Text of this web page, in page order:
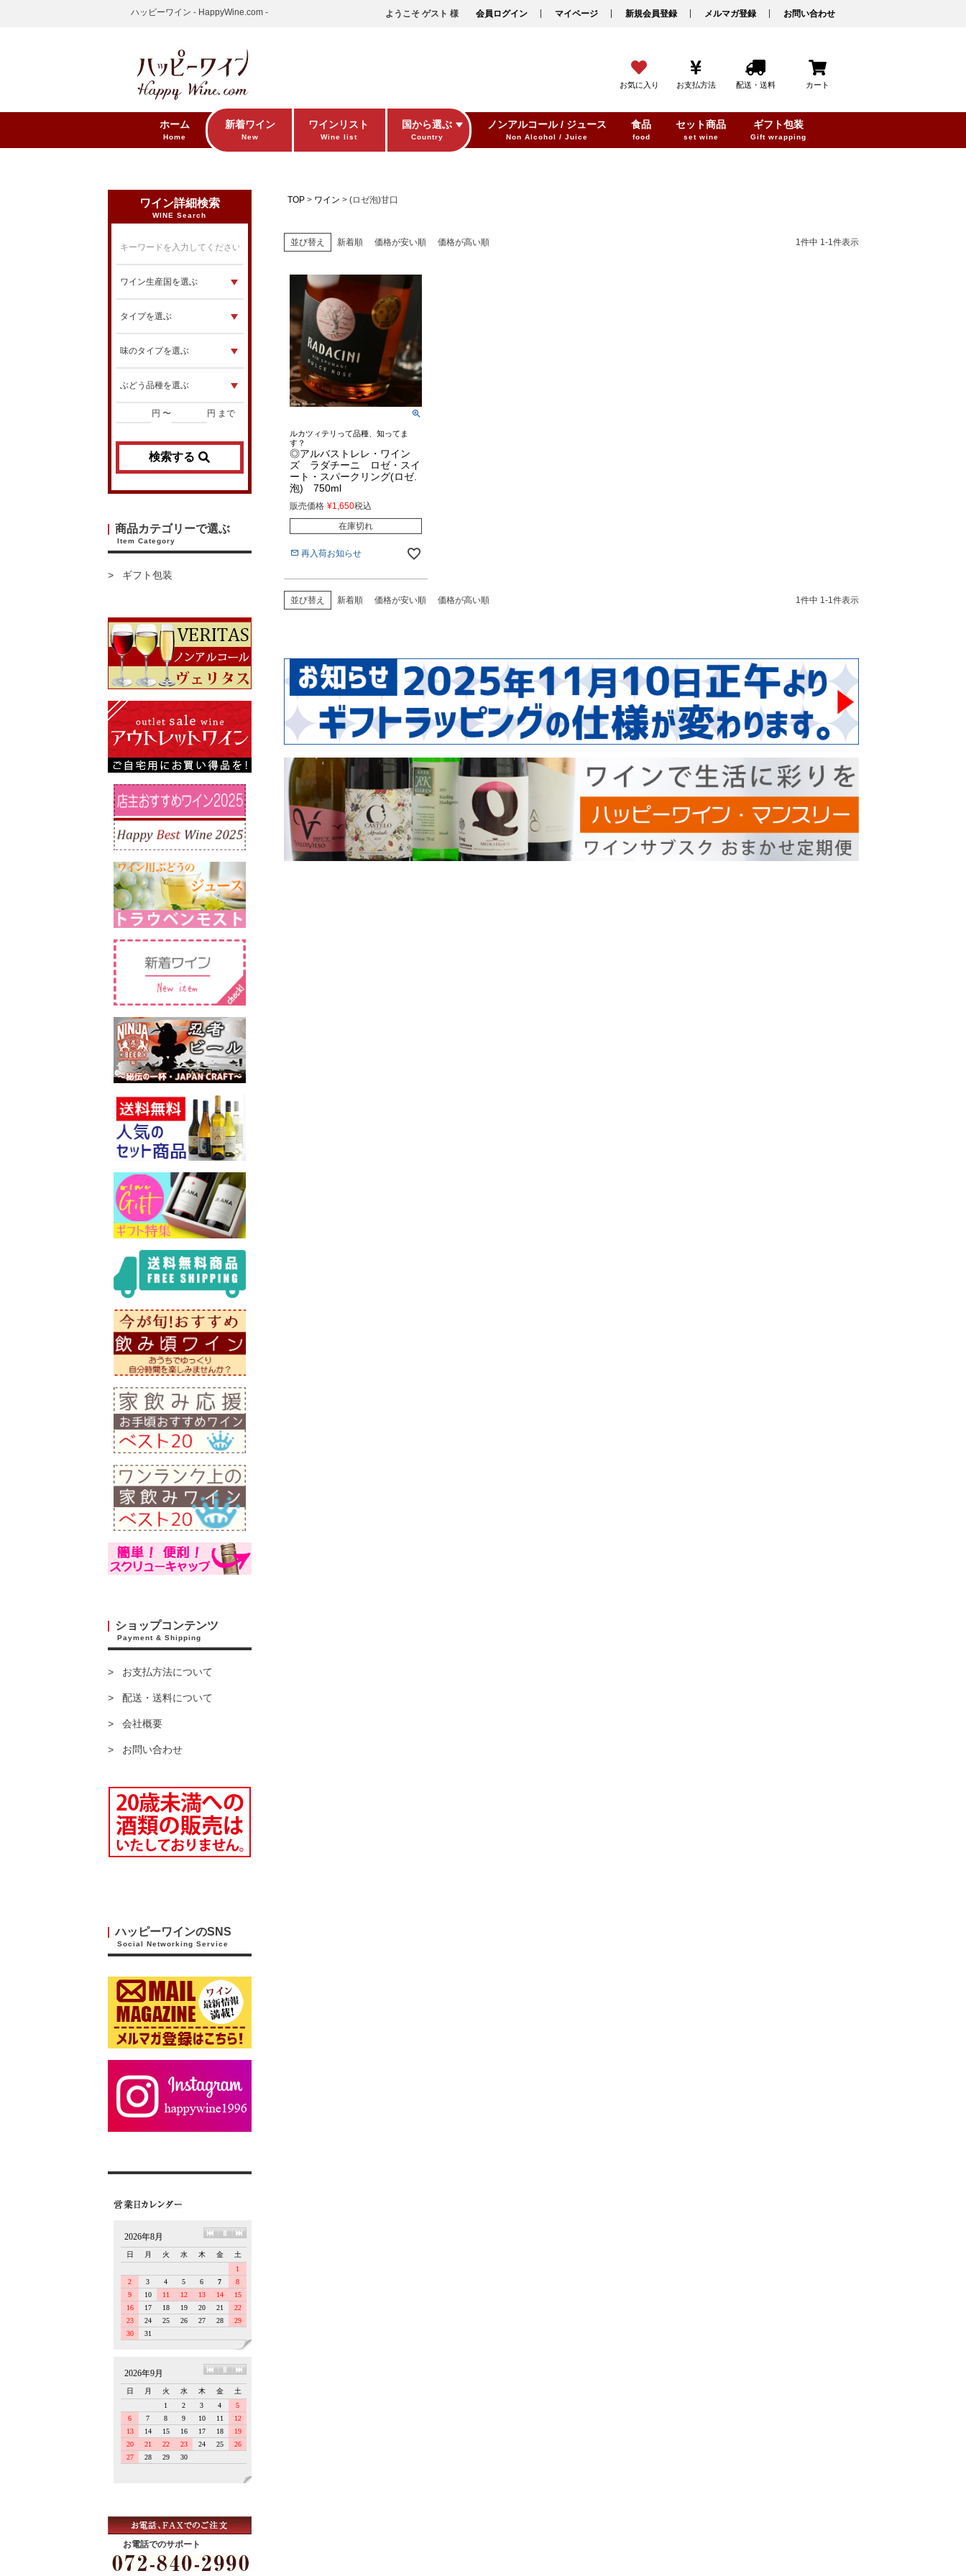
ハッピーワイン - HappyWine.com - ようこそ ゲスト 様 会員ログイン マイページ 新規会員登録 メルマガ登録 お問い合わせ
お気に入り お支払方法 配送・送料 カート
ホーム
Home
新着ワイン
New
ワインリスト
Wine list
国から選ぶ
Country
ノンアルコール / ジュース
Non Alcohol / Juice
食品
food
セット商品
set wine
ギフト包装
Gift wrapping
ワイン詳細検索
WINE Search
円 〜 円 まで
検索する
商品カテゴリーで選ぶ
Item Category
ギフト包装
ショップコンテンツ
Payment & Shipping
お支払方法について
配送・送料について
会社概要
お問い合わせ
ハッピーワインのSNS
Social Networking Service
お電話でのサポート
TOP ワイン (ロゼ泡)甘口
並び替え 新着順 価格が安い順 価格が高い順 1件中 1-1件表示
ルカツィテリって品種、知ってま
す？
◎アルバストレレ・ワイン
ズ ラダチーニ ロゼ・スイ
ート・スパークリング(ロゼ.
泡) 750ml
販売価格 ¥1,650税込
在庫切れ
再入荷お知らせ
並び替え 新着順 価格が安い順 価格が高い順 1件中 1-1件表示